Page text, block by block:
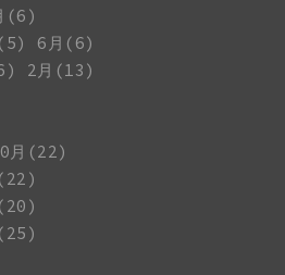
(6)
6月(6)
2月(13)
月(22)